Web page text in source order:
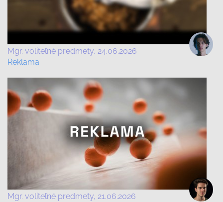
Mgr. voliteľné predmety 24.06.2026
Reklama
Mgr. voliteľné predmety 21.06.2026